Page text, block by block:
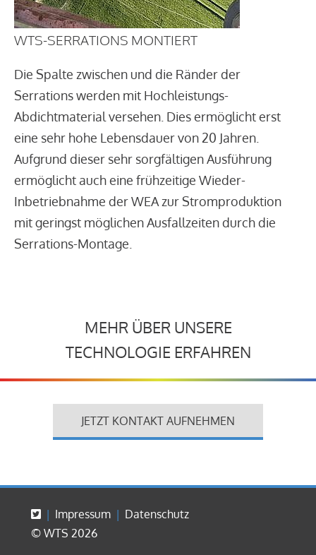
WTS-SERRATIONS MONTIERT
Die Spalte zwischen und die Ränder der
Serrations werden mit Hochleistungs-
Abdichtmaterial versehen. Dies ermöglicht erst
eine sehr hohe Lebensdauer von 20 Jahren.
Aufgrund dieser sehr sorgfältigen Ausführung
ermöglicht auch eine frühzeitige Wieder-
Inbetriebnahme der WEA zur Stromproduktion
mit geringst möglichen Ausfallzeiten durch die
Serrations-Montage.
MEHR ÜBER UNSERE
TECHNOLOGIE ERFAHREN
JETZT KONTAKT AUFNEHMEN
Impressum
Datenschutz
© WTS 2026